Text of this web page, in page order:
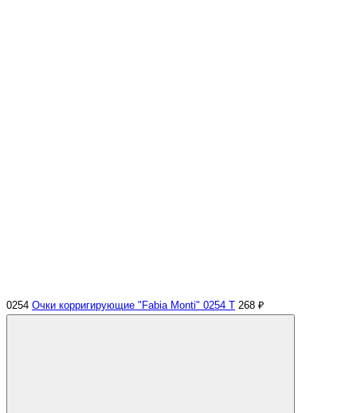
0254 Очки корригирующие "Fabia Monti" 0254 Т 268 ₽